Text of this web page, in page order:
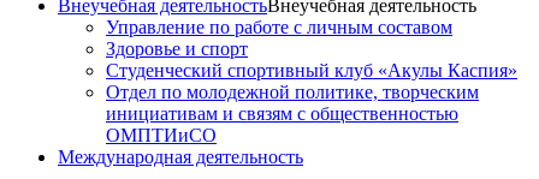
Внеучебная деятельностьВнеучебная деятельность
Управление по работе с личным составом
Здоровье и спорт
Студенческий спортивный клуб «Акулы Каспия»
Отдел по молодежной политике, творческим
инициативам и связям с общественностью
ОМПТИиСО
Международная деятельность